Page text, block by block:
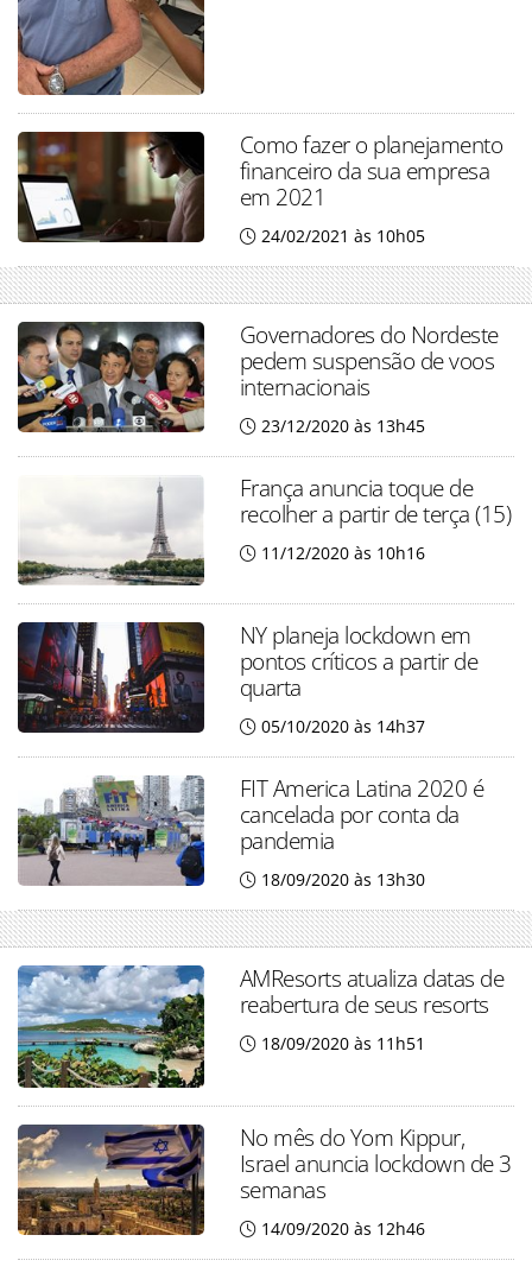
Como fazer o planejamento
financeiro da sua empresa
em 2021
24/02/2021 às 10h05
Governadores do Nordeste
pedem suspensão de voos
internacionais
23/12/2020 às 13h45
França anuncia toque de
recolher a partir de terça (15)
11/12/2020 às 10h16
NY planeja lockdown em
pontos críticos a partir de
quarta
05/10/2020 às 14h37
FIT America Latina 2020 é
cancelada por conta da
pandemia
18/09/2020 às 13h30
AMResorts atualiza datas de
reabertura de seus resorts
18/09/2020 às 11h51
No mês do Yom Kippur,
Israel anuncia lockdown de 3
semanas
14/09/2020 às 12h46